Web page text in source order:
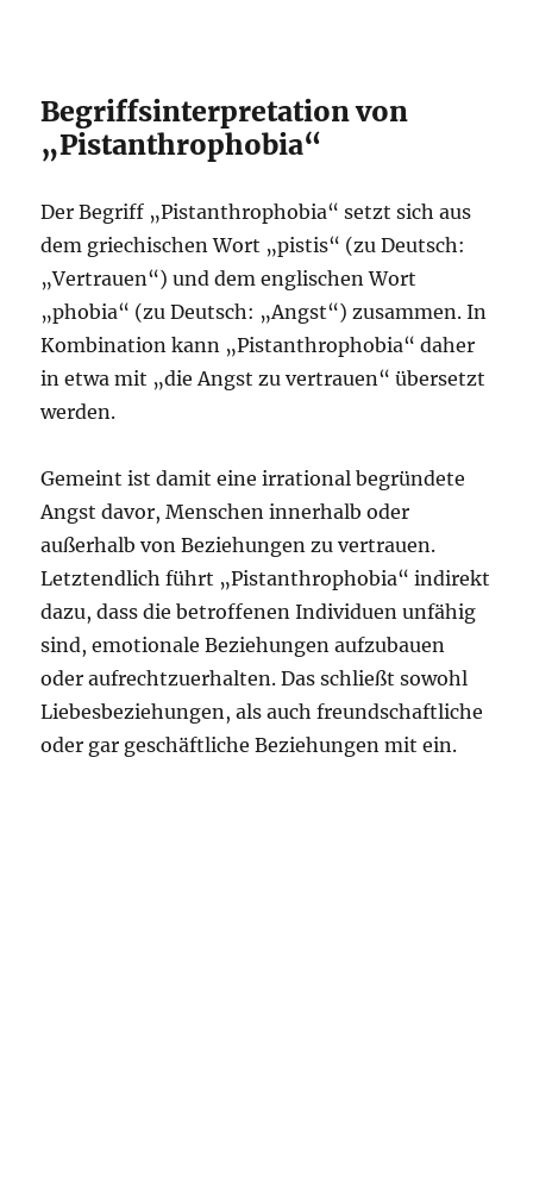
Begriffsinterpretation von
„Pistanthrophobia“
Der Begriff „Pistanthrophobia“ setzt sich aus
dem griechischen Wort „pistis“ (zu Deutsch:
„Vertrauen“) und dem englischen Wort
„phobia“ (zu Deutsch: „Angst“) zusammen. In
Kombination kann „Pistanthrophobia“ daher
in etwa mit „die Angst zu vertrauen“ übersetzt
werden.
Gemeint ist damit eine irrational begründete
Angst davor, Menschen innerhalb oder
außerhalb von Beziehungen zu vertrauen.
Letztendlich führt „Pistanthrophobia“ indirekt
dazu, dass die betroffenen Individuen unfähig
sind, emotionale Beziehungen aufzubauen
oder aufrechtzuerhalten. Das schließt sowohl
Liebesbeziehungen, als auch freundschaftliche
oder gar geschäftliche Beziehungen mit ein.